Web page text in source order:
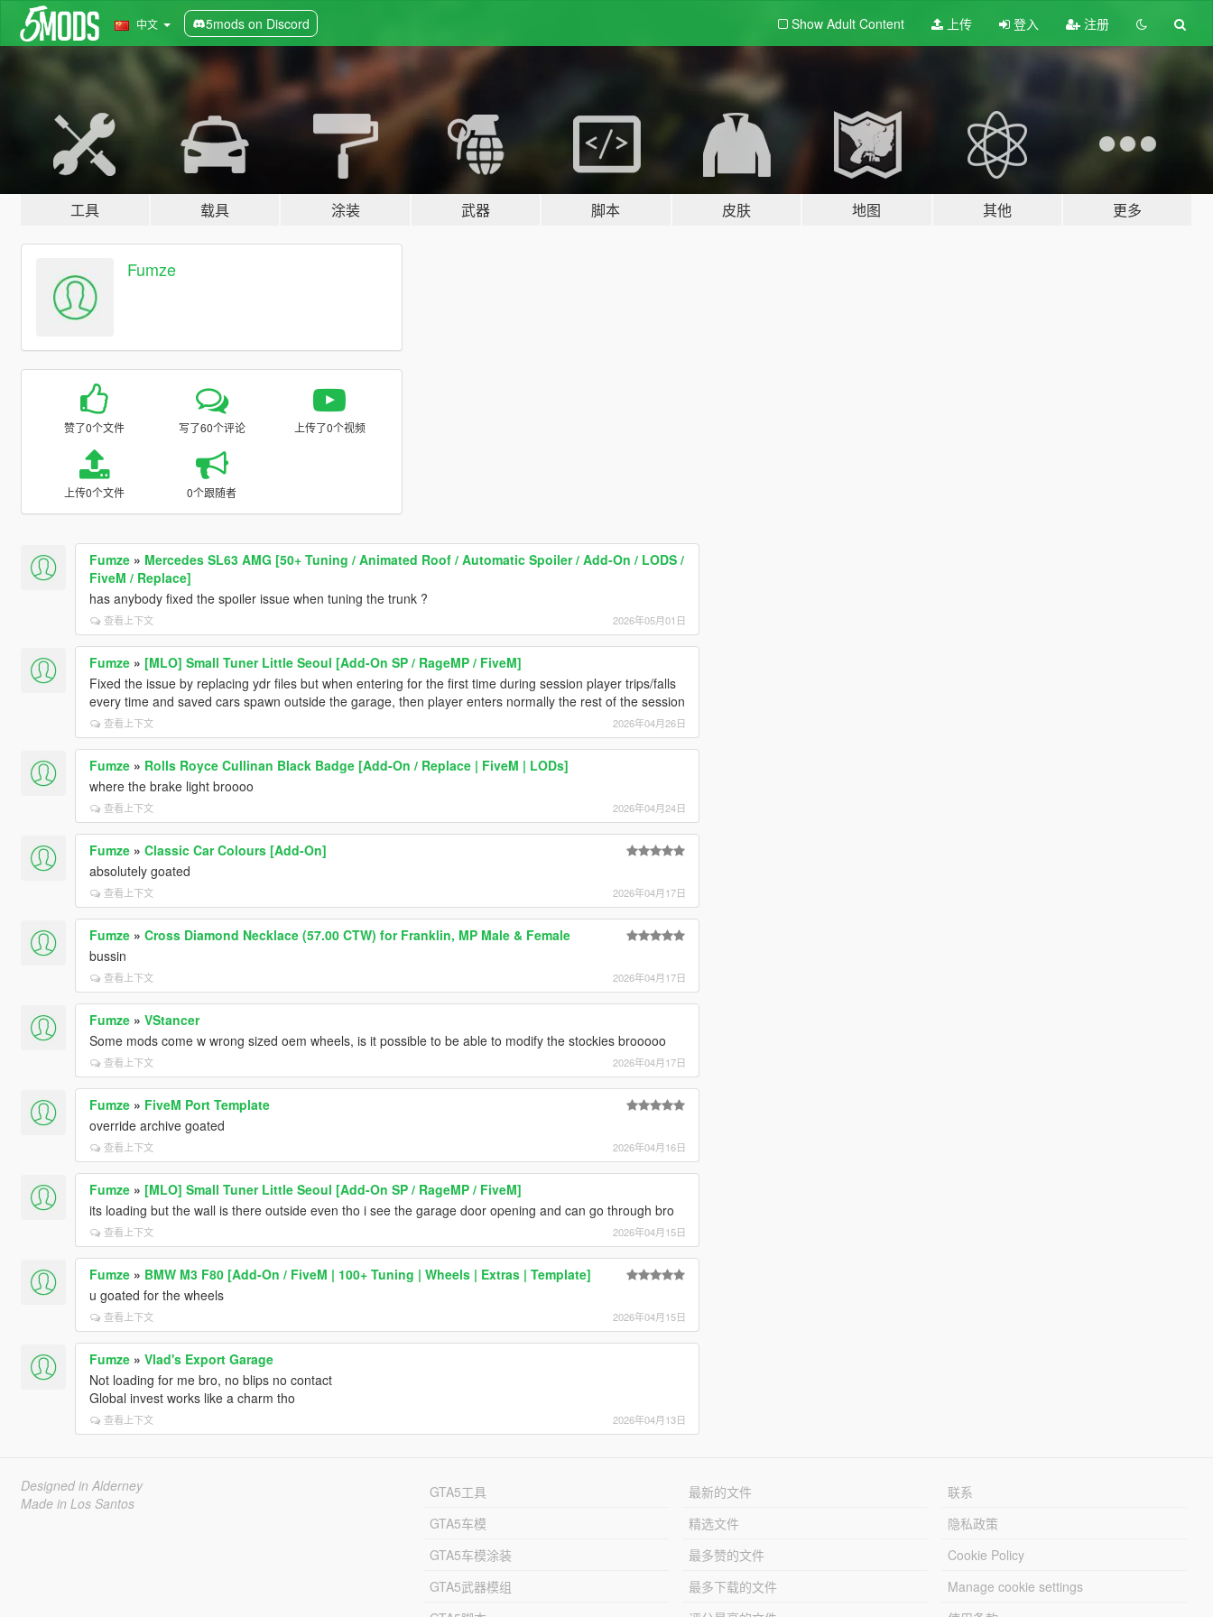
中文 5mods on Discord Show Adult Content 上传 登入 注册
工具 载具 涂装 武器 脚本 皮肤 地图 其他 更多
Fumze
赞了0个文件 写了60个评论 上传了0个视频
上传0个文件 0个跟随者
Fumze» Mercedes SL63 AMG [50+ Tuning / Animated Roof / Automatic Spoiler / Add-On / LODS /
FiveM / Replace]
has anybody fixed the spoiler issue when tuning the trunk ?
查看上下文 2026年05月01日
Fumze» [MLO] Small Tuner Little Seoul [Add-On SP / RageMP / FiveM]
Fixed the issue by replacing ydr files but when entering for the first time during session player trips/falls
every time and saved cars spawn outside the garage, then player enters normally the rest of the session
查看上下文 2026年04月26日
Fumze» Rolls Royce Cullinan Black Badge [Add-On / Replace | FiveM | LODs]
where the brake light broooo
查看上下文 2026年04月24日
Fumze» Classic Car Colours [Add-On]
absolutely goated
查看上下文 2026年04月17日
Fumze» Cross Diamond Necklace (57.00 CTW) for Franklin, MP Male & Female
bussin
查看上下文 2026年04月17日
Fumze» VStancer
Some mods come w wrong sized oem wheels, is it possible to be able to modify the stockies brooooo
查看上下文 2026年04月17日
Fumze» FiveM Port Template
override archive goated
查看上下文 2026年04月16日
Fumze» [MLO] Small Tuner Little Seoul [Add-On SP / RageMP / FiveM]
its loading but the wall is there outside even tho i see the garage door opening and can go through bro
查看上下文 2026年04月15日
Fumze» BMW M3 F80 [Add-On / FiveM | 100+ Tuning | Wheels | Extras | Template]
u goated for the wheels
查看上下文 2026年04月15日
Fumze» Vlad's Export Garage
Not loading for me bro, no blips no contact
Global invest works like a charm tho
查看上下文 2026年04月13日
Designed in Alderney
Made in Los Santos
GTA5工具
GTA5车模
GTA5车模涂装
GTA5武器模组
最新的文件
精选文件
最多赞的文件
最多下载的文件
联系
隐私政策
Cookie Policy
Manage cookie settings